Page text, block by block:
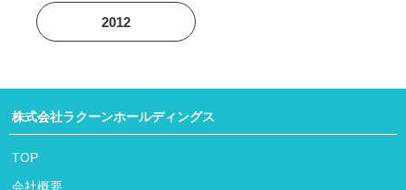
2012
株式会社ラクーンホールディングス
TOP
会社概要